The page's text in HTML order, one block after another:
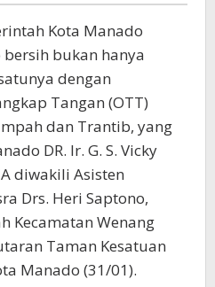
Kota Manado
bukan hanya
dengan
Tangan (OTT)
dan Trantib, yang
DR. Ir. G. S. Vicky
diwakili Asisten
Drs. Heri Saptono,
Kecamatan Wenang
Taman Kesatuan
Manado (31/01).